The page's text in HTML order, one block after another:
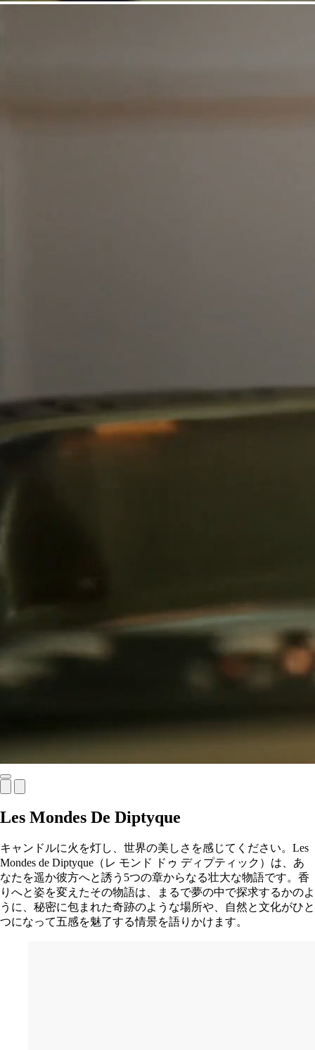
Les Mondes De Diptyque
キャンドルに火を灯し、世界の美しさを感じてください。Les
Mondes de Diptyque（レ モンド ドゥ ディプティック）は、あ
なたを遥か彼方へと誘う5つの章からなる壮大な物語です。香
りへと姿を変えたその物語は、まるで夢の中で探求するかのよ
うに、秘密に包まれた奇跡のような場所や、自然と文化がひと
つになって五感を魅了する情景を語りかけます。